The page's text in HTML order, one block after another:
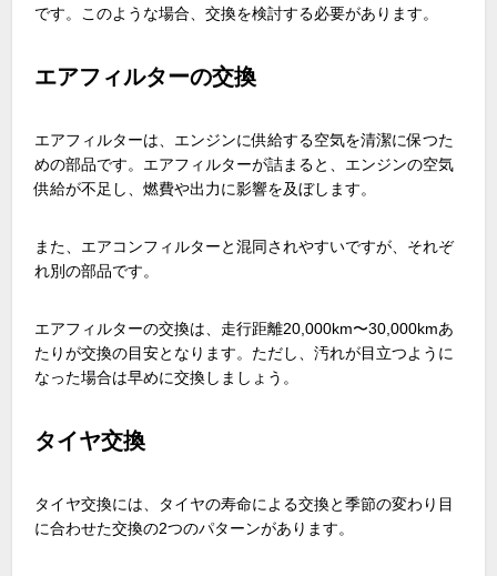
です。このような場合、交換を検討する必要があります。
エアフィルターの交換
エアフィルターは、エンジンに供給する空気を清潔に保つた
めの部品です。エアフィルターが詰まると、エンジンの空気
供給が不足し、燃費や出力に影響を及ぼします。
また、エアコンフィルターと混同されやすいですが、それぞ
れ別の部品です。
エアフィルターの交換は、走行距離20,000km〜30,000kmあ
たりが交換の目安となります。ただし、汚れが目立つように
なった場合は早めに交換しましょう。
タイヤ交換
タイヤ交換には、タイヤの寿命による交換と季節の変わり目
に合わせた交換の2つのパターンがあります。